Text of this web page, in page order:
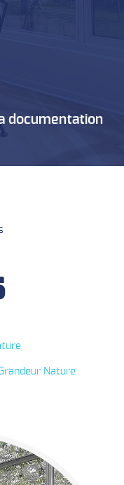
documentation
Nature